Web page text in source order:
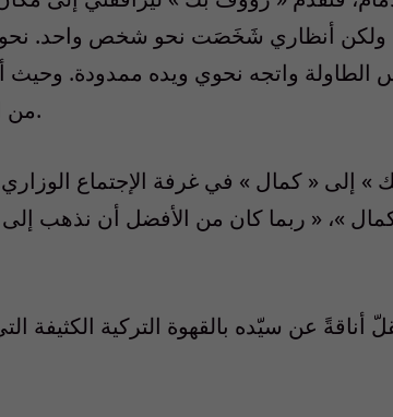
ولكن أنظاري شَخَصَت نحو شخص واحد.
واتجه نحوي ويده ممدودة.
من الصور له، فإن مظهره بدا لي مألوفاً.
إلى « كمال » في غرفة الإجتماع الوزاري.
»، « ربما كان من الأفضل أن نذهب إلى
أناقةً عن سيّده بالقهوة التركية الكثيفة